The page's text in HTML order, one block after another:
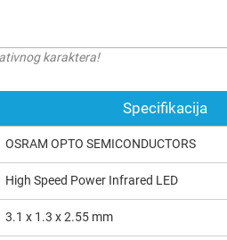
karaktera!
Specifikacija
OSRAM OPTO SEMICONDUCTORS
High Speed Power Infrared LED
3.1 x 1.3 x 2.55 mm